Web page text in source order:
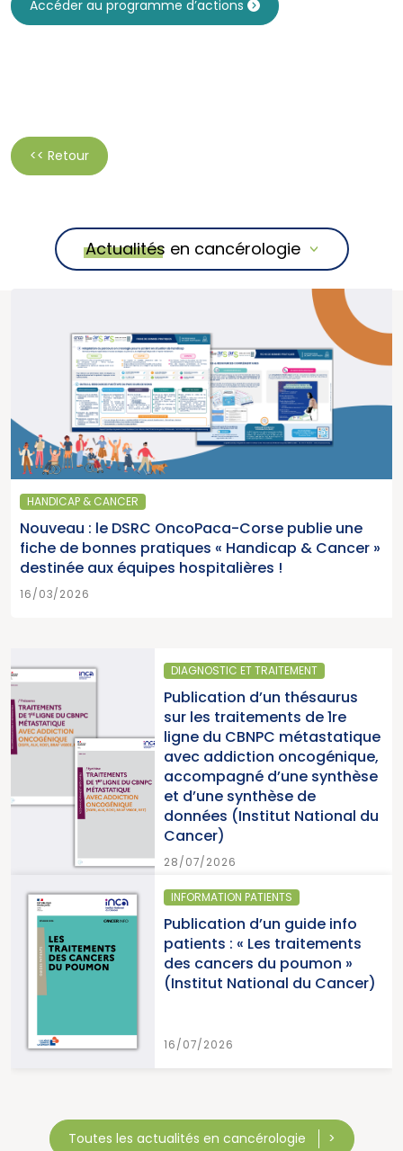
Accéder au programme d’actions
<< Retour
Actualités en cancérologie
HANDICAP & CANCER
Nouveau : le DSRC OncoPaca-Corse publie une
fiche de bonnes pratiques « Handicap & Cancer »
destinée aux équipes hospitalières !
16/03/2026
ET TRAITEMENT
d’un thésaurus
traitements de 1re
du CBNPC métastatique
addiction oncogénique,
d’une synthèse
synthèse de
(Institut National du
PATIENTS
d’un guide info
: « Les traitements
du poumon »
National du Cancer)
2026
pour
du
15/07/
Toutes les actualités en cancérologie